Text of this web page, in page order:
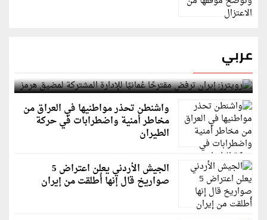
عربي
رويترز: إيران ترفض مقترحًا عُمانيًا للإدارة المشتركة
لمضيق هرمز
واشنطن تحذر مواطنيها في العراق من
مخاطر أمنية واضطرابات في حركة
الطيران
الجيش الأردني يعلن اعتراض 5
صواريخ قال إنها أُطلقت من إيران